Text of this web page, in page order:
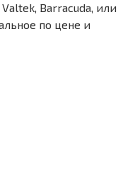
Barracuda, или
по цене и